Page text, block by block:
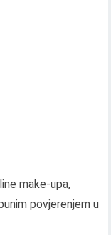
make-upa,
povjerenjem u